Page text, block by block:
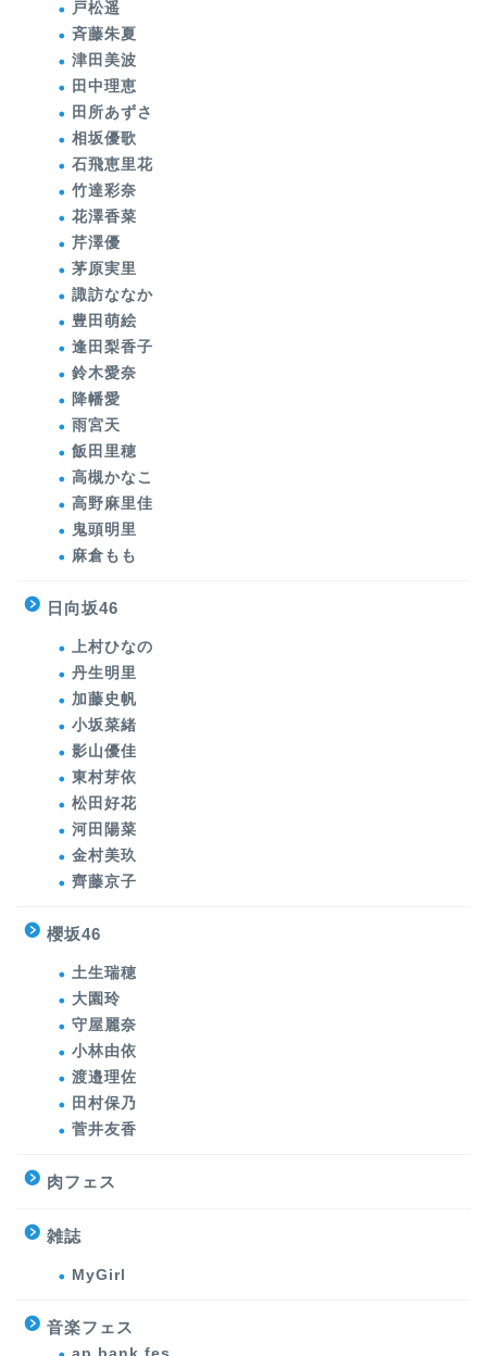
戸松遥
斉藤朱夏
津田美波
田中理恵
田所あずさ
相坂優歌
石飛恵里花
竹達彩奈
花澤香菜
芹澤優
茅原実里
諏訪ななか
豊田萌絵
逢田梨香子
鈴木愛奈
降幡愛
雨宮天
飯田里穂
高槻かなこ
高野麻里佳
鬼頭明里
麻倉もも
日向坂46
上村ひなの
丹生明里
加藤史帆
小坂菜緒
影山優佳
東村芽依
松田好花
河田陽菜
金村美玖
齊藤京子
櫻坂46
土生瑞穂
大園玲
守屋麗奈
小林由依
渡邉理佐
田村保乃
菅井友香
肉フェス
雑誌
MyGirl
音楽フェス